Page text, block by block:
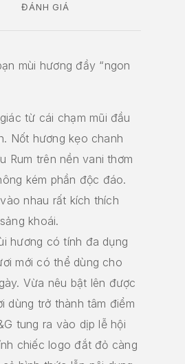
ĐÁNH GIÁ
mùi hương đầy “ngon
từ cái chạm mũi đầu
Nốt hương kẹo chanh
Rum trên nền vani thơm
kém phần độc đáo.
nhau rất kích thích
khoái.
hương có tính đa dụng
mới có thể dùng cho
Vừa nêu bật lên được
dùng trở thành tâm điểm
tung ra vào dịp lễ hội
chiếc logo đắt đỏ càng